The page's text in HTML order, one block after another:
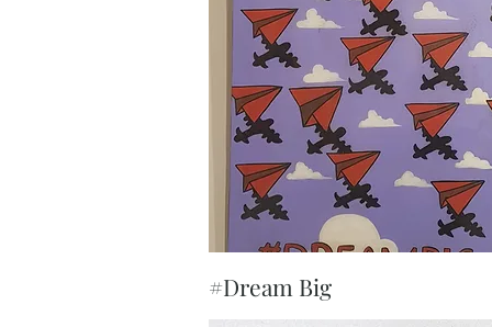
Aperçu rapide
#Dream Big